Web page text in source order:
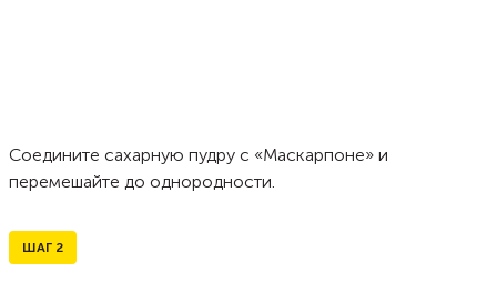
Соедините сахарную пудру с «Маскарпоне» и
перемешайте до однородности.
ШАГ 2